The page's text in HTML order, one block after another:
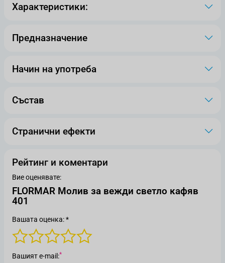
Характеристики:
Предназначение
Начин на употреба
Състав
Странични ефекти
Рейтинг и коментари
Вие оценявате:
FLORMAR Молив за вежди светло кафяв
401
Вашата оценка: *
Вашият е-mail